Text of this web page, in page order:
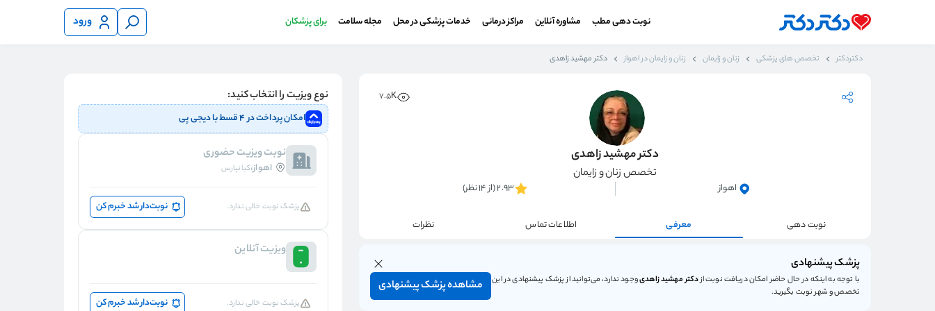
ورود نوبت دهی مطب مشاوره آنلاین مراکز درمانی خدمات پزشکی در محل مجله سلامت برای پزشکان
دکتردکتر تخصص های پزشکی زنان و زایمان زنان و زایمان در اهواز دکتر مهشید زاهدی
7.5K
دکتر مهشید زاهدی
تخصص زنان و زایمان
اهواز 2.93 (از 14 نظر)
نوبت دهی معرفی اطلاعات تماس نظرات
پزشک پیشنهادی
با توجه به اینکه در حال حاضر امکان دریافت نوبت ازدکتر مهشید زاهدیوجود ندارد، می‌توانید از پزشک پیشنهادی در این
تخصص و شهر نوبت بگیرید.
مشاهده پزشک پیشنهادی
نوع ویزیت را انتخاب کنید:
امکان پرداخت در ۴ قسط با دیجی پی
نوبت ویزیت حضوری
اهواز،کیانپارس
پزشک نوبت خالی ندارد. نوبت‌دار شد خبرم کن
ویزیت آنلاین
پزشک نوبت خالی ندارد. نوبت‌دار شد خبرم کن